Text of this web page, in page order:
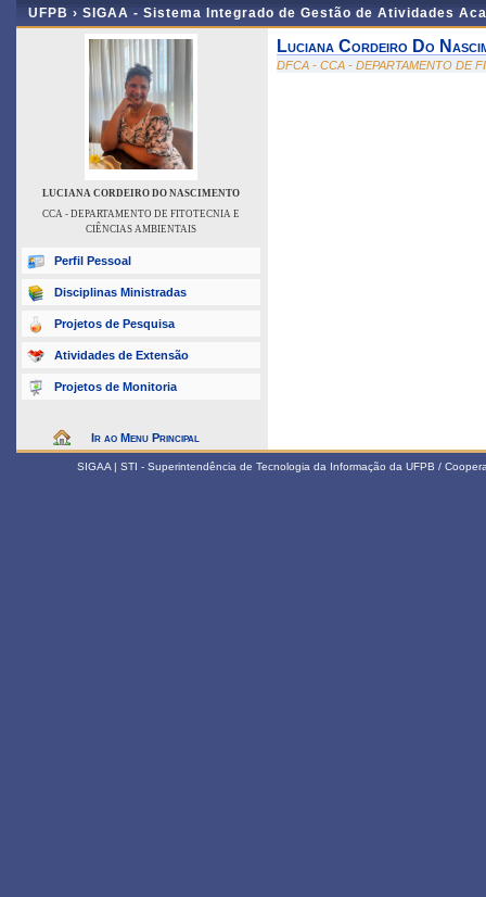
UFPB › SIGAA - Sistema Integrado de Gestão de Atividades
LUCIANA CORDEIRO DO NASCIMENTO
CCA - DEPARTAMENTO DE FITOTECNIA E
CIÊNCIAS AMBIENTAIS
Perfil Pessoal
Disciplinas Ministradas
Projetos de Pesquisa
Atividades de Extensão
Projetos de Monitoria
Ir ao Menu Principal
Luciana Cordeiro Do
DFCA - CCA - DEPARTAMENTO DE
SIGAA | STI - Superintendência de Tecnologia da Informação da UFPB /